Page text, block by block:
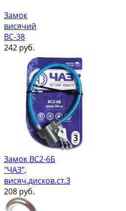
Замок
висячий
ВС-38
242 руб.
Замок ВС2-6Б
"ЧАЗ",
висяч.дисков.ст.3
208 руб.